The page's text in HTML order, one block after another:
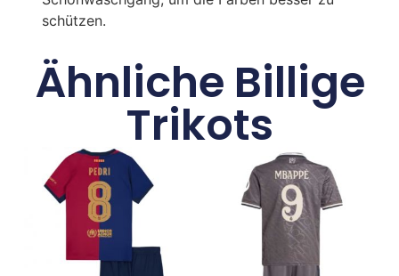
schützen.
Ähnliche Billige
Trikots